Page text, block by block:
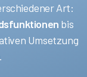
Art:
bis
Umsetzung
.